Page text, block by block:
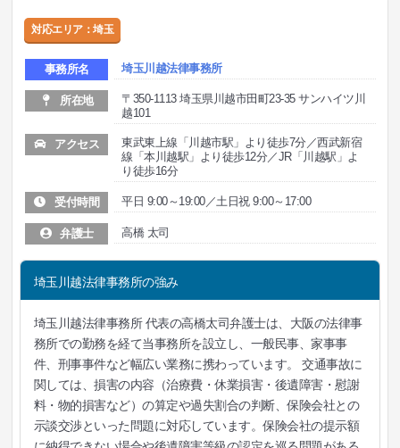
対応エリア：埼玉
事務所名 埼玉川越法律事務所
所在地
〒350-1113 埼玉県川越市田町23-35 サンハイツ川
越101
アクセス
東武東上線「川越市駅」より徒歩7分／西武新宿
線「本川越駅」より徒歩12分／JR「川越駅」よ
り徒歩16分
受付時間 平日 9:00～19:00／土日祝 9:00～17:00
弁護士 高橋 太司
埼玉川越法律事務所の強み
埼玉川越法律事務所 代表の高橋太司弁護士は、大阪の法律事
務所での勤務を経て当事務所を設立し、一般民事、家事事
件、刑事事件など幅広い業務に携わっています。 交通事故に
関しては、損害の内容（治療費・休業損害・後遺障害・慰謝
料・物的損害など）の算定や過失割合の判断、保険会社との
示談交渉といった問題に対応しています。保険会社の提示額